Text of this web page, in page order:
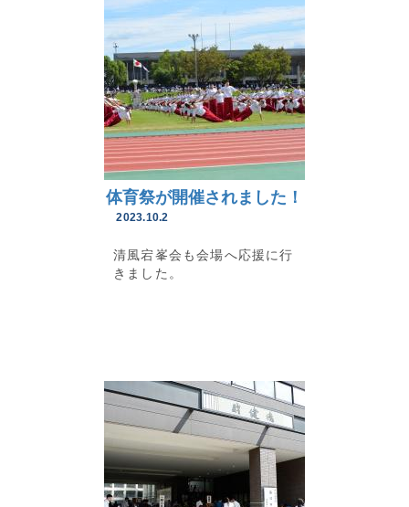
体育祭が開催されました！
2023.10.2
清風宕峯会も会場へ応援に行
きました。